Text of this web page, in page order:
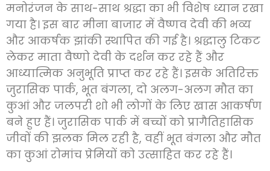
मनोरंजन के साथ-साथ श्रद्धा का भी विशेष ध्यान रखा
गया है। इस बार मीना बाजार में वैष्णव देवी की भव्य
और आकर्षक झांकी स्थापित की गई है। श्रद्धालु टिकट
लेकर माता वैष्णो देवी के दर्शन कर रहे हैं और
आध्यात्मिक अनुभूति प्राप्त कर रहे हैं। इसके अतिरिक्त
जुरासिक पार्क, भूत बंगला, दो अलग-अलग मौत का
कुआं और जलपरी शो भी लोगों के लिए खास आकर्षण
बने हुए हैं। जुरासिक पार्क में बच्चों को प्रागैतिहासिक
जीवों की झलक मिल रही है, वहीं भूत बंगला और मौत
का कुआं रोमांच प्रेमियों को उत्साहित कर रहे हैं।